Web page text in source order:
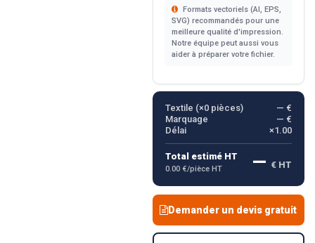
Formats vectoriels (AI, EPS,
SVG) recommandés pour une
meilleure qualité d'impression.
Notre équipe peut aussi vous
aider à préparer votre fichier.
Textile (×0pièces)
— €
Marquage
— €
Délai
×1.00
Total estimé HT
0.00 €/pièce HT — € HT
Demander un devis gratuit